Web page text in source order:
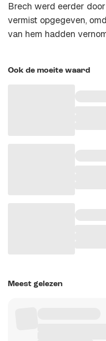
Brech werd eerder
vermist opgegeven,
van hem hadden
Ook de moeite waard
Meest gelezen